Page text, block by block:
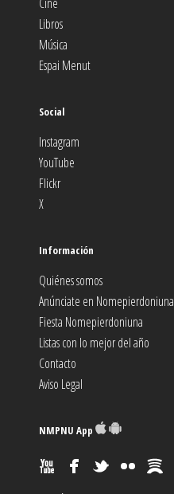
Libros
Música
Espai Menut
Social
Instagram
YouTube
Flickr
X
Información
Quiénes somos
Anúnciate en Nomepierdoniuna
Fiesta Nomepierdoniuna
Listas con lo mejor del año
Contacto
Aviso Legal
NMPNU App